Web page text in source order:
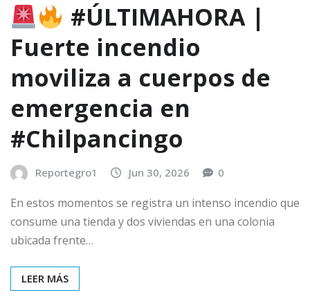
#ÚLTIMAHORA |
Fuerte incendio
moviliza a cuerpos de
emergencia en
#Chilpancingo
Reportegro1 Jun 30, 2026 0
En estos momentos se registra un intenso incendio que
consume una tienda y dos viviendas en una colonia
ubicada frente…
LEER MÁS